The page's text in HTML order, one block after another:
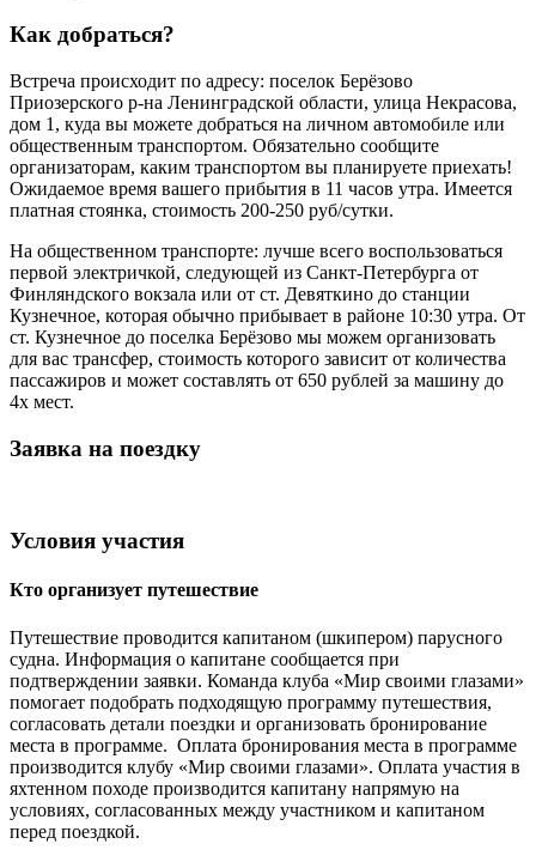
Как добраться?
Встреча происходит по адресу: поселок Берёзово
Приозерского р-на Ленинградской области, улица Некрасова,
дом 1, куда вы можете добраться на личном автомобиле или
общественным транспортом. Обязательно сообщите
организаторам, каким транспортом вы планируете приехать!
Ожидаемое время вашего прибытия в 11 часов утра. Имеется
платная стоянка, стоимость 200-250 руб/сутки.
На общественном транспорте: лучше всего воспользоваться
первой электричкой, следующей из Санкт-Петербурга от
Финляндского вокзала или от ст. Девяткино до станции
Кузнечное, которая обычно прибывает в районе 10:30 утра. От
ст. Кузнечное до поселка Берёзово мы можем организовать
для вас трансфер, стоимость которого зависит от количества
пассажиров и может составлять от 650 рублей за машину до
4х мест.
Заявка на поездку
Условия участия
Кто организует путешествие
Путешествие проводится капитаном (шкипером) парусного
судна. Информация о капитане сообщается при
подтверждении заявки. Команда клуба «Мир своими глазами»
помогает подобрать подходящую программу путешествия,
согласовать детали поездки и организовать бронирование
места в программе. Оплата бронирования места в программе
производится клубу «Мир своими глазами». Оплата участия в
яхтенном походе производится капитану напрямую на
условиях, согласованных между участником и капитаном
перед поездкой.